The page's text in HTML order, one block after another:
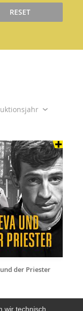
RESET
der Priester
wir technisch